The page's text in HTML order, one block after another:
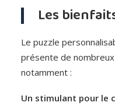
Les
Le puzzle
présente de
notamment :
Un stimulant pour le